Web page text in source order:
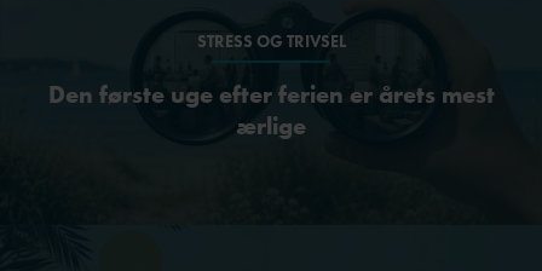
STRESS OG TRIVSEL
Den første uge efter ferien er årets mest
ærlige